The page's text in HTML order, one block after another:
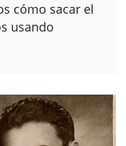
cómo sacar el
usando